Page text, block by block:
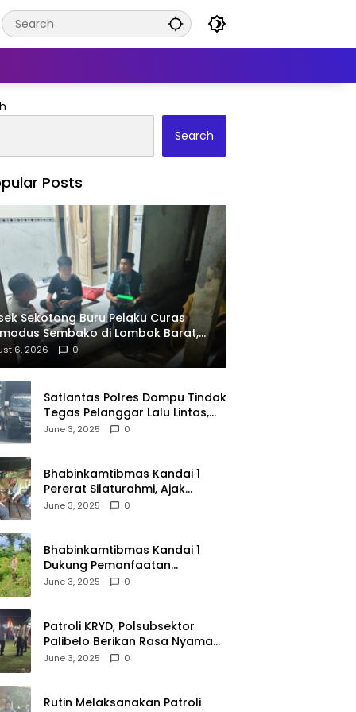
Search
Posts
Sekotong Buru Pelaku Curas
Sembako di Lombok Barat,
Dipastikan Hoaks
6, 2026 0
Satlantas Polres Dompu Tindak
Tegas Pelanggar Lalu Lintas,
Mobil Bodong, dan Kendaraan
June 3, 2025 0
Bhabinkamtibmas Kandai 1
Pererat Silaturahmi, Ajak
Warga Jaga Keamanan
June 3, 2025 0
Bhabinkamtibmas Kandai 1
Dukung Pemanfaatan
Pekarangan untuk Ketahanan
June 3, 2025 0
Patroli KRYD, Polsubsektor
Palibelo Berikan Rasa Nyaman
Bagi Masyarakat dan
June 3, 2025 0
Rutin Melaksanakan Patroli